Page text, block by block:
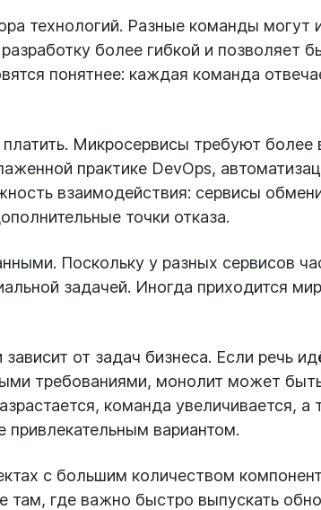
технологий. Разные команды могут
более гибкой и позволяет
понятнее: каждая команда
Микросервисы требуют
практике DevOps,
взаимодействия: сервисы
точки отказа.
Поскольку у разных сервисов
задачей. Иногда приходится
от задач бизнеса. Если речь
требованиями, монолит может
команда увеличивается, а
привлекательным вариантом.
с большим количеством
там, где важно быстро выпускать